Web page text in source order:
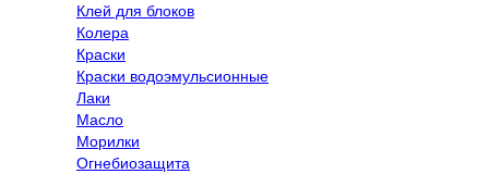
Клей для блоков
Колера
Краски
Краски водоэмульсионные
Лаки
Масло
Морилки
Огнебиозащита